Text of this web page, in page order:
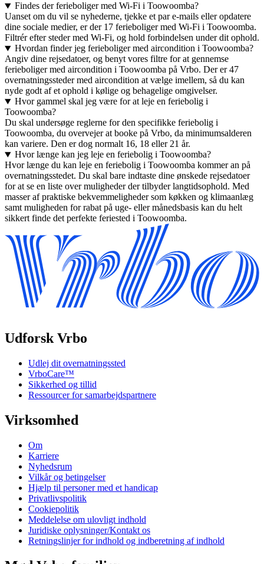
Findes der ferieboliger med Wi-Fi i Toowoomba?
Uanset om du vil se nyhederne, tjekke et par e-mails eller opdatere
dine sociale medier, er der 17 ferieboliger med Wi-Fi i Toowoomba.
Filtrér efter steder med Wi-Fi, og hold forbindelsen under dit ophold.
Hvordan finder jeg ferieboliger med aircondition i Toowoomba?
Angiv dine rejsedatoer, og benyt vores filtre for at gennemse
ferieboliger med aircondition i Toowoomba på Vrbo. Der er 47
overnatningssteder med aircondition at vælge imellem, så du kan
nyde godt af et ophold i kølige og behagelige omgivelser.
Hvor gammel skal jeg være for at leje en feriebolig i
Toowoomba?
Du skal undersøge reglerne for den specifikke feriebolig i
Toowoomba, du overvejer at booke på Vrbo, da minimumsalderen
kan variere. Den er dog normalt 16, 18 eller 21 år.
Hvor længe kan jeg leje en feriebolig i Toowoomba?
Hvor længe du kan leje en feriebolig i Toowoomba kommer an på
overnatningsstedet. Du skal bare indtaste dine ønskede rejsedatoer
for at se en liste over muligheder der tilbyder langtidsophold. Med
masser af praktiske bekvemmeligheder som køkken og klimaanlæg
samt muligheden for rabat på uge- eller månedsbasis kan du helt
sikkert finde det perfekte feriested i Toowoomba.
Udforsk Vrbo
Udlej dit overnatningssted
VrboCare™
Sikkerhed og tillid
Ressourcer for samarbejdspartnere
Virksomhed
Om
Karriere
Nyhedsrum
Vilkår og betingelser
Hjælp til personer med et handicap
Privatlivspolitik
Cookiepolitik
Meddelelse om ulovligt indhold
Juridiske oplysninger/Kontakt os
Retningslinjer for indhold og indberetning af indhold